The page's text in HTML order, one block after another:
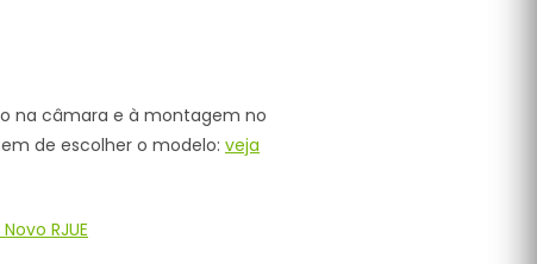
na câmara e à montagem no
de escolher o modelo: veja
RJUE